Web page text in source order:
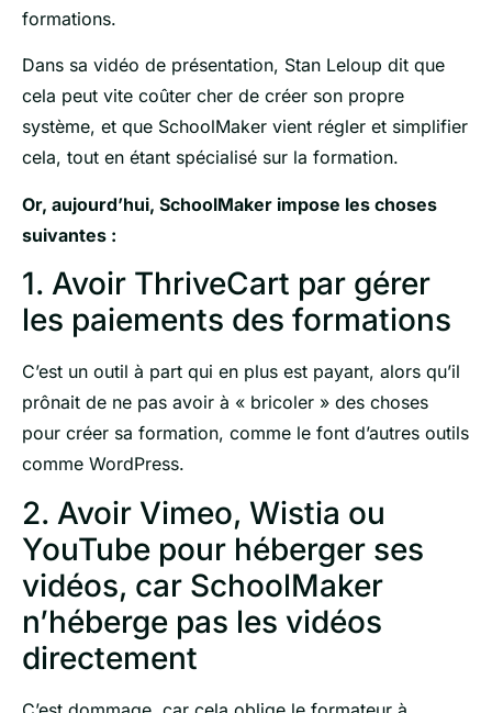
formations.
Dans sa vidéo de présentation, Stan Leloup dit que
cela peut vite coûter cher de créer son propre
système, et que SchoolMaker vient régler et simplifier
cela, tout en étant spécialisé sur la formation.
Or, aujourd’hui, SchoolMaker impose les choses
suivantes :
1. Avoir ThriveCart par gérer
les paiements des formations
C’est un outil à part qui en plus est payant, alors qu’il
prônait de ne pas avoir à « bricoler » des choses
pour créer sa formation, comme le font d’autres outils
comme WordPress.
2. Avoir Vimeo, Wistia ou
YouTube pour héberger ses
vidéos, car SchoolMaker
n’héberge pas les vidéos
directement